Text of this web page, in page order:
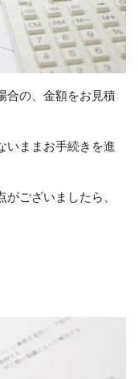
合の、金額をお見積
いままお手続きを進
ございましたら、